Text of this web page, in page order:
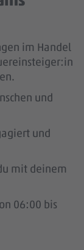
im Handel
und
und
mit deinem
06:00 bis